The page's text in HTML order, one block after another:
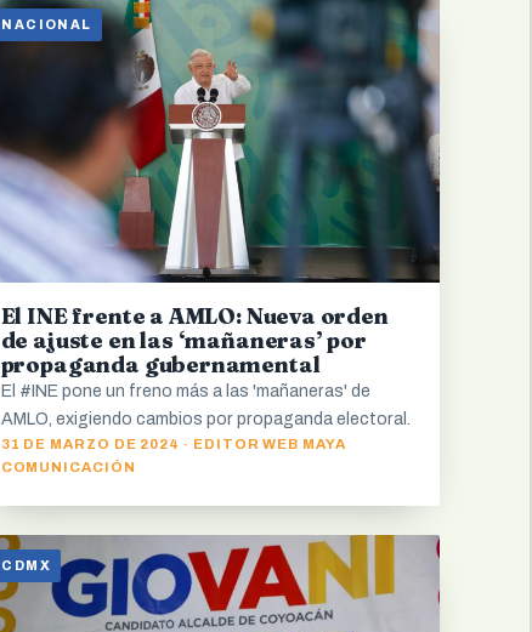
NACIONAL
El INE frente a AMLO: Nueva orden
de ajuste en las ‘mañaneras’ por
propaganda gubernamental
El #INE pone un freno más a las 'mañaneras' de
AMLO, exigiendo cambios por propaganda electoral.
31 DE MARZO DE 2024 · EDITOR WEB MAYA
COMUNICACIÓN
CDMX